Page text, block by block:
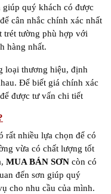
giúp quý khách có được
để cân nhắc chính xác nhất
trét tường phù hợp với
hàng nhất.
loại thương hiệu, định
Để biết giá chính xác
để được tư vấn chi tiết
rất nhiều lựa chọn để có
vừa có chất lượng tốt
MUA BÁN SƠN còn có
đến sơn giúp quý
cho nhu cầu của mình.